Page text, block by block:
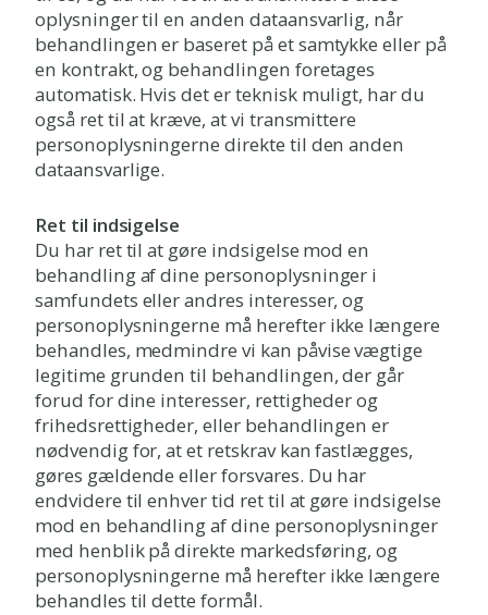
oplysninger til en anden dataansvarlig, når
behandlingen er baseret på et samtykke eller på
en kontrakt, og behandlingen foretages
automatisk. Hvis det er teknisk muligt, har du
også ret til at kræve, at vi transmittere
personoplysningerne direkte til den anden
dataansvarlige.
Ret til indsigelse
Du har ret til at gøre indsigelse mod en
behandling af dine personoplysninger i
samfundets eller andres interesser, og
personoplysningerne må herefter ikke længere
behandles, medmindre vi kan påvise vægtige
legitime grunden til behandlingen, der går
forud for dine interesser, rettigheder og
frihedsrettigheder, eller behandlingen er
nødvendig for, at et retskrav kan fastlægges,
gøres gældende eller forsvares. Du har
endvidere til enhver tid ret til at gøre indsigelse
mod en behandling af dine personoplysninger
med henblik på direkte markedsføring, og
personoplysningerne må herefter ikke længere
behandles til dette formål.